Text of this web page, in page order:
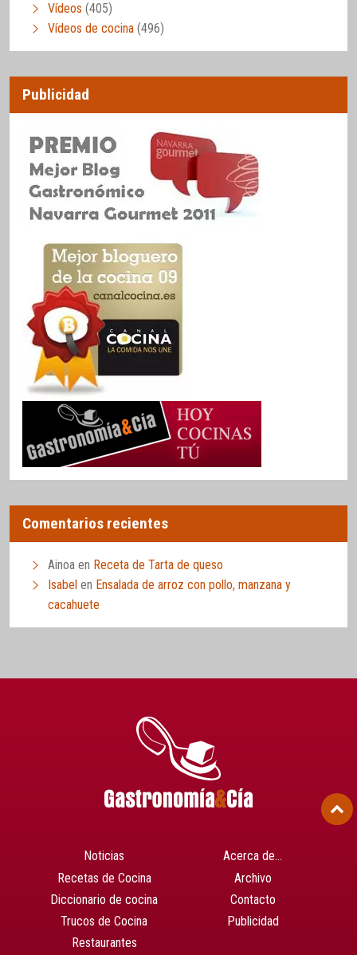
Vídeos (405)
Vídeos de cocina (496)
Publicidad
Comentarios recientes
Ainoa en Receta de Tarta de queso
Isabel en Ensalada de arroz con pollo, manzana y
cacahuete
Noticias
Recetas de Cocina
Diccionario de cocina
Trucos de Cocina
Restaurantes
Acerca de…
Archivo
Contacto
Publicidad